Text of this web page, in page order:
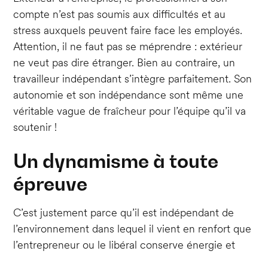
compte n’est pas soumis aux difficultés et au
stress auxquels peuvent faire face les employés.
Attention, il ne faut pas se méprendre : extérieur
ne veut pas dire étranger. Bien au contraire, un
travailleur indépendant s’intègre parfaitement. Son
autonomie et son indépendance sont même une
véritable vague de fraîcheur pour l’équipe qu’il va
soutenir !
Un dynamisme à toute
épreuve
C’est justement parce qu’il est indépendant de
l’environnement dans lequel il vient en renfort que
l’entrepreneur ou le libéral conserve énergie et